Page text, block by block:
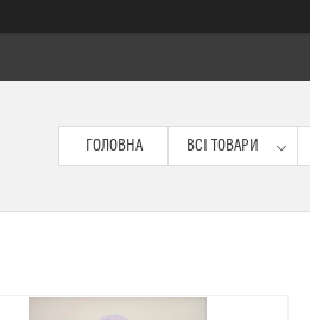
ГОЛОВНА ВСІ ТОВАРИ